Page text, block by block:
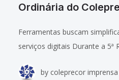
Ordinária do
Ferramentas buscam
serviços digitais Durante a 5ª
Tribunais Regionais do
by coleprecor imprensa